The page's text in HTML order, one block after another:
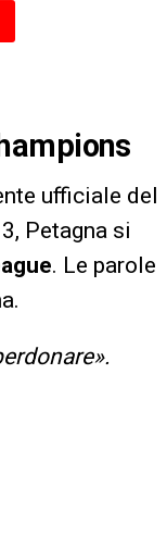
ufficiale del
Petagna si
. Le parole